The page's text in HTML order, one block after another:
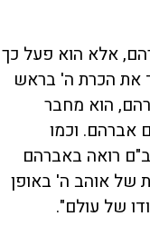
אלא הוא פעל כך
את הכרת ה' בראש
הוא מחבר
אברהם. וכמו
רואה באברהם
של אוהב ה' באופן
של עולם".